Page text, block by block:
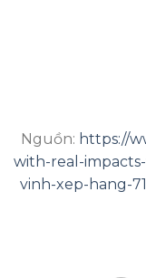
Nguồn: https://
with-real-
vinh-xep-hang-